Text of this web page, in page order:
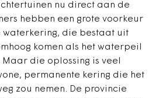
nu direct aan de
hebben een grote voorkeur
die bestaat uit
komen als het waterpeil
die oplossing is veel
permanente kering die het
zou nemen. De provincie